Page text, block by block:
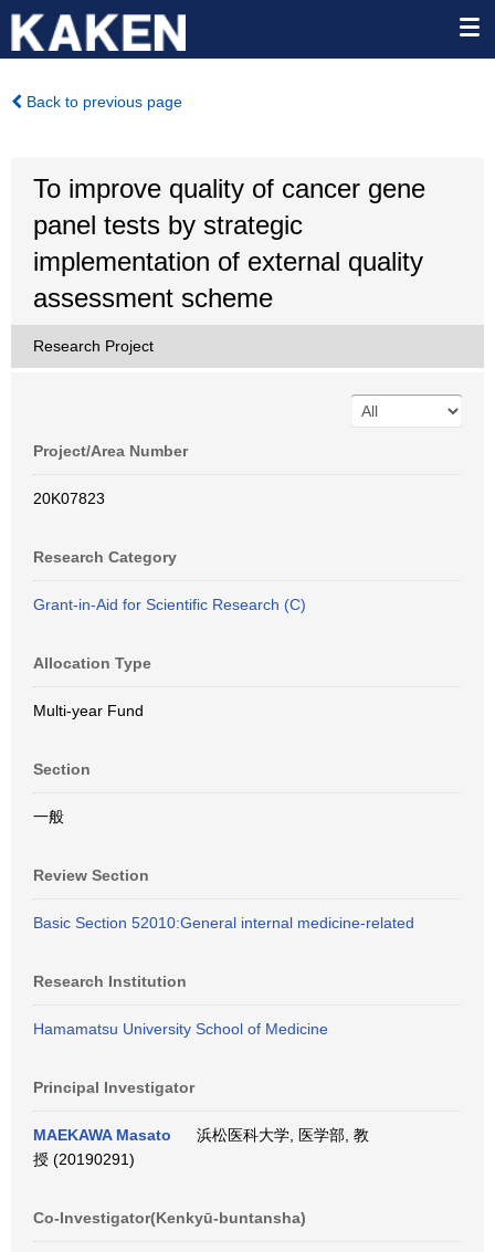
Back to previous page
To improve quality of cancer gene
panel tests by strategic
implementation of external quality
assessment scheme
Research Project
Project/Area Number
20K07823
Research Category
Grant-in-Aid for Scientific Research (C)
Allocation Type
Multi-year Fund
Section
一般
Review Section
Basic Section 52010:General internal medicine-related
Research Institution
Hamamatsu University School of Medicine
Principal Investigator
MAEKAWA Masato
浜松医科大学, 医学部, 教
授 (20190291)
Co-Investigator(Kenkyū-buntansha)